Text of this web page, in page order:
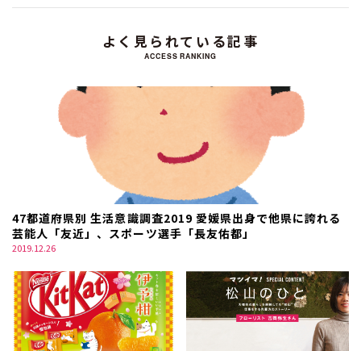
よく見られている記事
ACCESS RANKING
47都道府県別 生活意識調査2019 愛媛県出身で他県に誇れる
芸能人「友近」、スポーツ選手「長友佑都」
2019.12.26